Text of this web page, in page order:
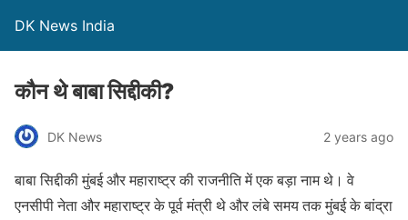
DK News India
कौन थे बाबा सिद्दीकी?
DK News 2 years ago
बाबा सिद्दीकी मुंबई और महाराष्ट्र की राजनीति में एक बड़ा नाम थे। वे
एनसीपी नेता और महाराष्ट्र के पूर्व मंत्री थे और लंबे समय तक मुंबई के बांद्रा